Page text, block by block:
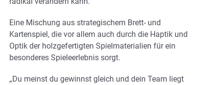
Eine Mischung aus strategischem Brett- und
Kartenspiel, die vor allem auch durch die Haptik und
Optik der holzgefertigten Spielmaterialien für ein
besonderes Spieleerlebnis sorgt.
„Du meinst du gewinnst gleich und dein Team liegt